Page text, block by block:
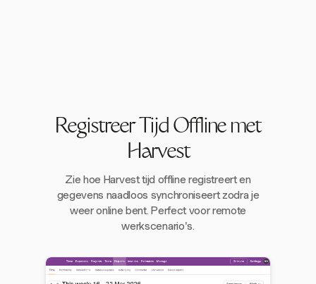
Registreer Tijd Offline met
Harvest
Zie hoe Harvest tijd offline registreert en
gegevens naadloos synchroniseert zodra je
weer online bent. Perfect voor remote
werkscenario's.